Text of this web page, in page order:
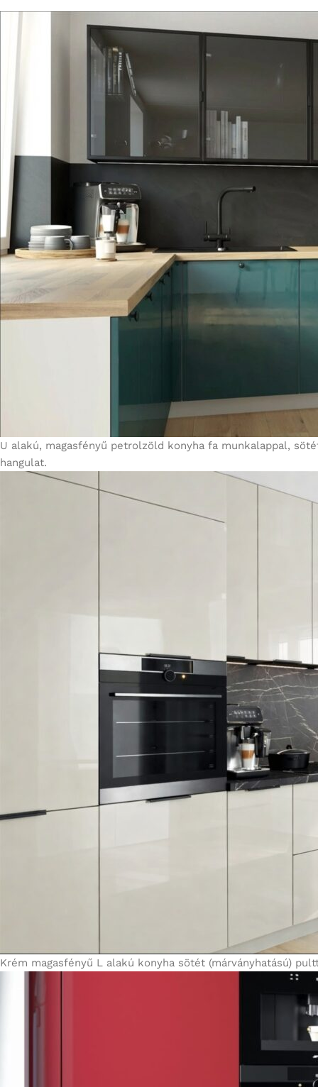
U alakú, magasfényű petrolzöld konyha fa munkalappal,
hangulat.
Krém magasfényű L alakú konyha sötét (márványhatású)